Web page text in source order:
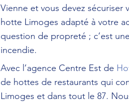
Vienne et vous devez sécuriser
hotte Limoges adapté à votre
question de propreté ; c’est
incendie.
Avec l’agence Centre Est de
de hottes de restaurants qui
Limoges et dans tout le 87.